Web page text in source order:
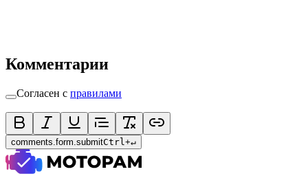
Комментарии
Согласен с правилами
comments.form.submitCtrl+↵